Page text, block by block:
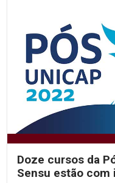
Doze cursos da
Sensu estão